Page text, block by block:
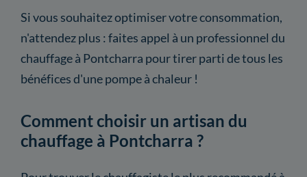
Si vous souhaitez optimiser votre consommation,
n'attendez plus : faites appel à un professionnel du
chauffage à Pontcharra pour tirer parti de tous les
bénéfices d'une pompe à chaleur !
Comment choisir un artisan du
chauffage à Pontcharra ?